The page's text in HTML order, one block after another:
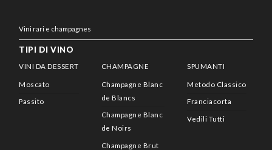
Vini rari e champagnes
TIPI DI VINO
VINI DA DESSERT
Moscato
Passito
CHAMPAGNE
Champagne Blanc
de Blancs
Champagne Blanc
de Noirs
Champagne Brut
SPUMANTI
Metodo Classico
Franciacorta
Vedili Tutti